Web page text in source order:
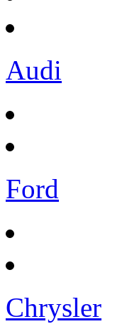
Audi
Ford
Chrysler